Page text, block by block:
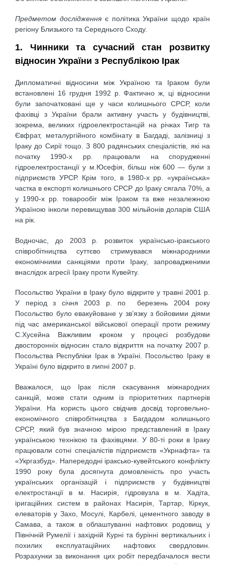
Предметом дослідженняє політика України щодо країн
регіону Близького та Середнього Сходу.
1. Чинники та сучасний стан розвитку
відносин України з Республікою Ірак
Дипломатичні відносини між Україною та Іраком були
встановлені 16 грудня 1992 р. Фактично ж, ці відносини
були започатковані ще у часи колишнього СРСР, коли
фахівці з України брали активну участь у будівництві,
зокрема, великих гідроелектростанцій на річках Тигр та
Євфрат, металургійного комбінату в Багдаді, залізниці з
Іраку до Сирії тощо. З 800 радянських спеціалістів, які на
початку 1990-х рр. працювали на спорудженні
гідроелектростанції у м.Юсефія, більш ніж 600 — були з
підприємств УРСР. Крім того, в 1980-х рр. «українська»
частка в експорті колишнього СРСР до Іраку сягала 70%, а
у 1990-х рр. товарообіг між Іраком та вже незалежною
Україною інколи перевищував 300 мільйонів доларів США
на рік.
Водночас, до 2003 р. розвиток українсько-іракського
співробітництва суттєво стримувався міжнародними
економічними санкціями проти Іраку, запровадженими
внаслідок агресії Іраку проти Кувейту.
Посольство України в Іраку було відкрите у травні 2001 р.
У період з січня 2003 р. по березень 2004 року
Посольство було евакуйоване у зв’язку з бойовими діями
під час американської військової операції проти режиму
С.Хусейна Важливим кроком у процесі розбудови
двосторонніх відносин стало відкриття на початку 2007 р.
Посольства Республіки Ірак в Україні. Посольство Іраку в
Україні було відкрито в липні 2007 р.
Вважалося, що Ірак після скасування міжнародних
санкцій, може стати одним із пріоритетних партнерів
України. На користь цього свідчив досвід торговельно-
економічного співробітництва з Багдадом колишнього
СРСР, який був значною мірою представлений в Іраку
українською технікою та фахівцями. У 80-ті роки в Іраку
працювали сотні спеціалістів підприємств «Укрнафта» та
«Укргазбуд». Напередодні іраксько-кувейтського конфлікту
1990 року була досягнута домовленість про участь
українських організацій і підприємств у будівництві
електростанції в м. Насирія, гідровузла в м. Хадіта,
іригаційних систем в районах Насирія, Тартар, Кіркук,
елеваторів у Захо, Мосулі, Карбелі, цементного заводу в
Самава, а також в облаштуванні нафтових родовищ у
Північній Румелії і західній Курні та бурінні вертикальних і
похилих експлуатаційних нафтових свердловин.
Розрахунки за виконання цих робіт передбачалося вести